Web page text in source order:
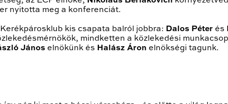
nyitotta meg a konferenciát.
kis csapata balról jobbra: Dalos Péter és
mindketten a közlekedési
János elnökünk és Halász Áron elnökségi tagunk.